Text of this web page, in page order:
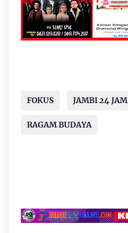
FOKUS JAMBI 24 JAM
RAGAM BUDAYA